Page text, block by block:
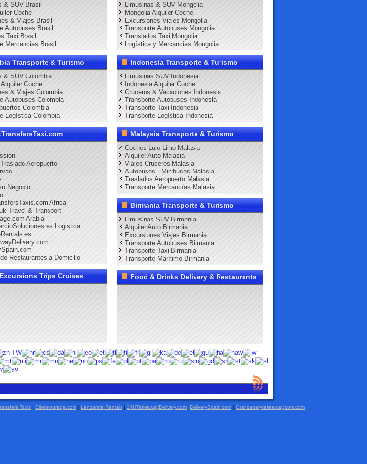
& SUV Brasil
Coche
& Viajes Brasil
Autobuses Brasil
Taxi Brasil
Mercancias Brasil
Transporte & Turismo
& SUV Colombia
Coche
& Viajes Colombia
Autobuses Colombia
Colombia
Logística Colombia
Aeropuerto
Negocio
Africa
Travel & Transport
Arabia
Logistica
Restaurantes a Domicilio
Trips Cruises
Limusinas & SUV Mongolia
Mongolia Alquiler Coche
Excursiones Viajes Mongolia
Transporte Autobuses Mongolia
Translados Taxi Mongolia
Logística y Mercancias Mongolia
Indonesia Transporte & Turismo
Limusinas SUV Indonesia
Indonesia Alquiler Coche
Cruceros & Vacaciones Indonesia
Transporte Autobuses Indonesia
Transporte Taxi Indonesia
Transporte Logística Indonesia
Malaysia Transporte & Turismo
Coches Lujo Limo Malasia
Alquiler Auto Malasia
Viajes Cruceros Malasia
Autobuses - Minibuses Malasia
Traslados Aeropuerto Malasia
Transporte Mercancías Malasia
Birmania Transporte & Turismo
Limusinas SUV Birmania
Alquiler Auto Birmania
Excursiones Viajes Birmania
Transporte Autobuses Birmania
Transporte Taxi Birmania
Transporte Marítimo Birmania
Food & Drinks Delivery & Restaurants
Taxis | Elitentourage.com | Lanzarote Rentals | 24HTakeawayDelivery.com |DeliverySpain.com | Grancanarytakeaway.com.com